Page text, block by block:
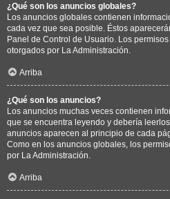
¿Qué son los anuncios globales?
Los anuncios globales contienen
cada vez que sea posible. Éstos
Panel de Control de Usuario. Los
otorgados por La Administración.
Arriba
¿Qué son los anuncios?
Los anuncios muchas veces contienen
que se encuentra leyendo y debería
anuncios aparecen al principio de cada
Como en los anuncios globales, los
por La Administración.
Arriba